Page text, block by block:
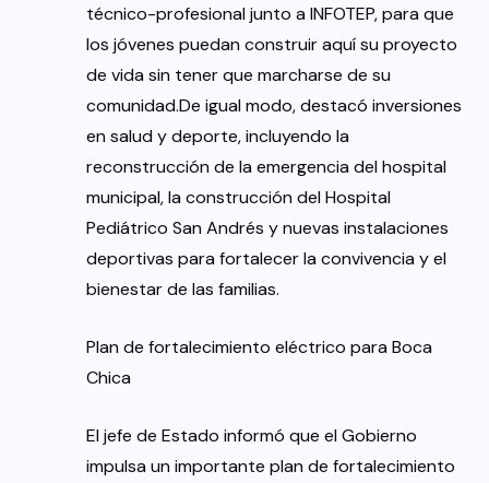
técnico-profesional junto a INFOTEP, para que
los jóvenes puedan construir aquí su proyecto
de vida sin tener que marcharse de su
comunidad.De igual modo, destacó inversiones
en salud y deporte, incluyendo la
reconstrucción de la emergencia del hospital
municipal, la construcción del Hospital
Pediátrico San Andrés y nuevas instalaciones
deportivas para fortalecer la convivencia y el
bienestar de las familias.
Plan de fortalecimiento eléctrico para Boca
Chica
El jefe de Estado informó que el Gobierno
impulsa un importante plan de fortalecimiento